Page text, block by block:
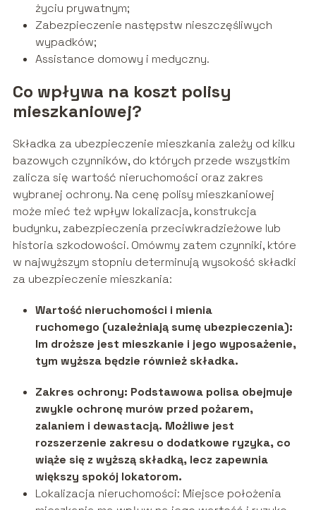
życiu prywatnym;
Zabezpieczenie następstw nieszczęśliwych
wypadków;
Assistance domowy i medyczny.
Co wpływa na koszt polisy
mieszkaniowej?
Składka za ubezpieczenie mieszkania zależy od kilku
bazowych czynników, do których przede wszystkim
zalicza się wartość nieruchomości oraz zakres
wybranej ochrony. Na cenę polisy mieszkaniowej
może mieć też wpływ lokalizacja, konstrukcja
budynku, zabezpieczenia przeciwkradzieżowe lub
historia szkodowości. Omówmy zatem czynniki, które
w najwyższym stopniu determinują wysokość składki
za ubezpieczenie mieszkania:
Wartość nieruchomości i mienia
ruchomego (uzależniają sumę ubezpieczenia):
Im droższe jest mieszkanie i jego wyposażenie,
tym wyższa będzie również składka.
Zakres ochrony: Podstawowa polisa obejmuje
zwykle ochronę murów przed pożarem,
zalaniem i dewastacją. Możliwe jest
rozszerzenie zakresu o dodatkowe ryzyka, co
wiąże się z wyższą składką, lecz zapewnia
większy spokój lokatorom.
Lokalizacja nieruchomości: Miejsce położenia